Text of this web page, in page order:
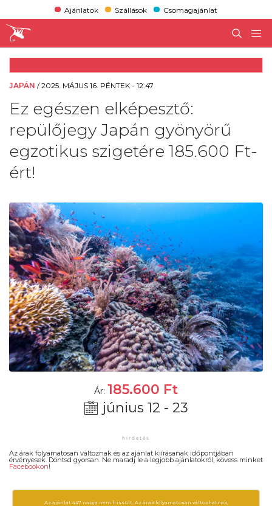
Ajánlatok Szállások Csomagajánlat
JAPÁN /2025. MÁJUS 16. PÉNTEK - 12:47
Ez egészen elképesztő:
repülőjegy Japán gyönyörű
egzotikus szigetére 185.600 Ft-
ért!
Ár: 185.600 Ft
június 12 - 23
Az árak folyamatosan változnak és az ajánlat kiírásanak időpontjában
érvényesek. Döntsd gyorsan. Ne maradj le a legjobb ajánlatokról, kövess minket
Facebookon!
Az ajánlat 447 napja nem frissült. Az árak folyamatosan változhatnak,